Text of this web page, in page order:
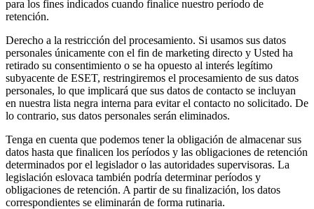
para los fines indicados cuando finalice nuestro período de
retención.
Derecho a la restricción del procesamiento. Si usamos sus datos
personales únicamente con el fin de marketing directo y Usted ha
retirado su consentimiento o se ha opuesto al interés legítimo
subyacente de ESET, restringiremos el procesamiento de sus datos
personales, lo que implicará que sus datos de contacto se incluyan
en nuestra lista negra interna para evitar el contacto no solicitado. De
lo contrario, sus datos personales serán eliminados.
Tenga en cuenta que podemos tener la obligación de almacenar sus
datos hasta que finalicen los períodos y las obligaciones de retención
determinados por el legislador o las autoridades supervisoras. La
legislación eslovaca también podría determinar períodos y
obligaciones de retención. A partir de su finalización, los datos
correspondientes se eliminarán de forma rutinaria.